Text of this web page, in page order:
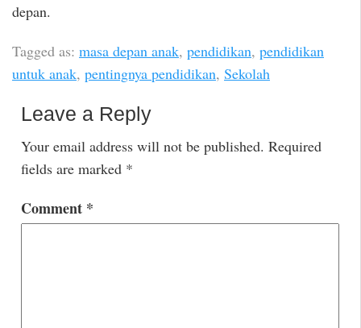
depan.
Tagged as: masa depan anak, pendidikan, pendidikan
untuk anak, pentingnya pendidikan, Sekolah
Leave a Reply
Your email address will not be published. Required
fields are marked *
Comment *